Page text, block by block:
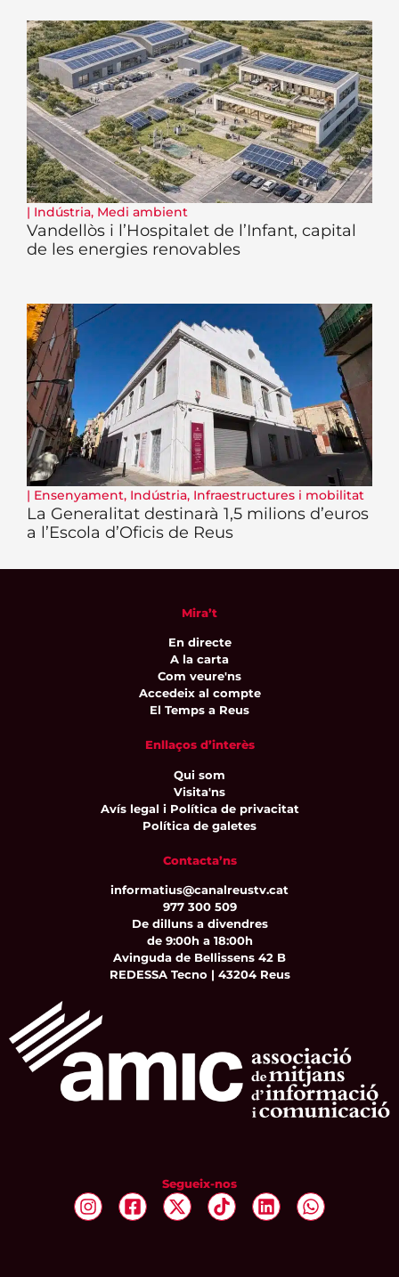
| Indústria, Medi ambient
Vandellòs i l’Hospitalet de l’Infant, capital
de les energies renovables
| Ensenyament, Indústria, Infraestructures i mobilitat
La Generalitat destinarà 1,5 milions d’euros
a l’Escola d’Oficis de Reus
Mira’t
En directe
A la carta
Com veure'ns
Accedeix al compte
El Temps a Reus
Enllaços d’interès
Qui som
Visita'ns
Avís legal i Política de privacitat
Política de galetes
Contacta’ns
informatius@canalreustv.cat
977 300 509
De dilluns a divendres
de 9:00h a 18:00h
Avinguda de Bellissens 42 B
REDESSA Tecno | 43204 Reus
Segueix-nos